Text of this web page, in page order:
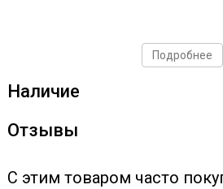
Подробнее
Наличие
Отзывы
С этим товаром часто